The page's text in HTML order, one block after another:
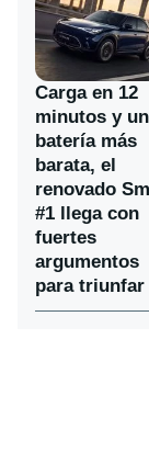
Carga en 12
minutos y
batería más
barata, el
renovado
#1 llega con
fuertes
argumentos
para triunfar